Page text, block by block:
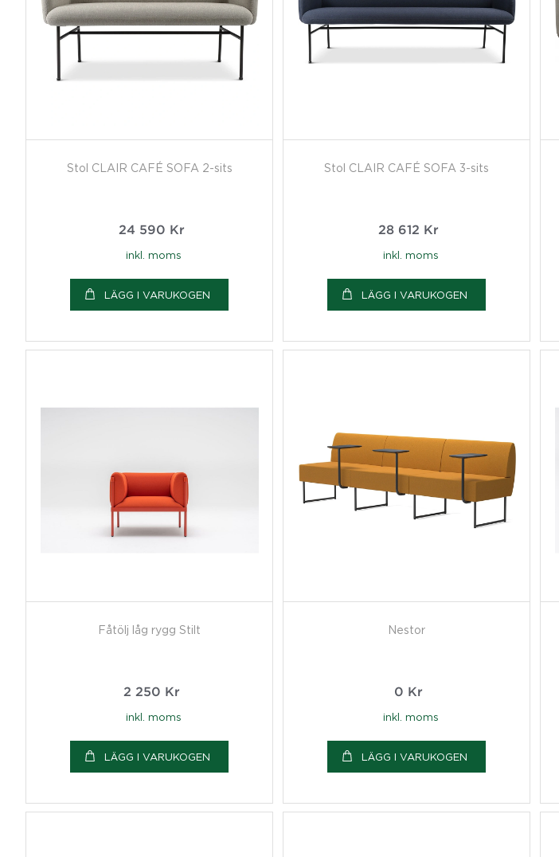
Stol CLAIR CAFÉ SOFA 2-sits
24 590 Kr
inkl. moms
LÄGG I VARUKOGEN
Stol CLAIR CAFÉ SOFA 3-sits
28 612 Kr
inkl. moms
LÄGG I VARUKOGEN
Fåtölj låg rygg Stilt
2 250 Kr
inkl. moms
LÄGG I VARUKOGEN
Nestor
0 Kr
inkl. moms
LÄGG I VARUKOGEN